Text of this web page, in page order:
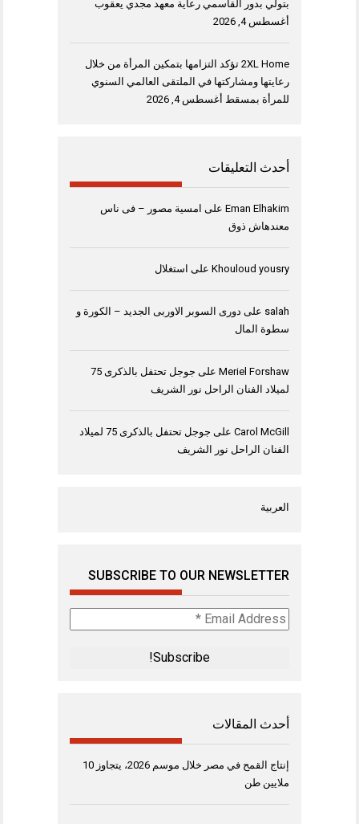
بتولّي بدور القاسمي رعاية معهد مجدي يعقوب
أغسطس 4, 2026
2XL Home تؤكد التزامها بتمكين المرأة من خلال
رعايتها ومشاركتها في الملتقى العالمي السنوي
للمرأة بمسقط أغسطس 4, 2026
أحدث التعليقات
Eman Elhakim على امسية مصور – فى ناس
معندهاش ذوق
Khouloud yousry على استغلال
salah على دورى السوبر الاوربى الجديد – الكورة و
سطوة المال
Meriel Forshaw على
جوجل تحتفل بالذكرى 75
لميلاد الفنان الراحل نور الشريف
Carol McGill على
جوجل تحتفل بالذكرى 75 لميلاد
الفنان الراحل نور الشريف
العربية
SUBSCRIBE TO OUR NEWSLETTER
Email
Address
أحدث المقالات
إنتاج القمح في مصر خلال موسم 2026، يتجاوز 10
ملايين طن